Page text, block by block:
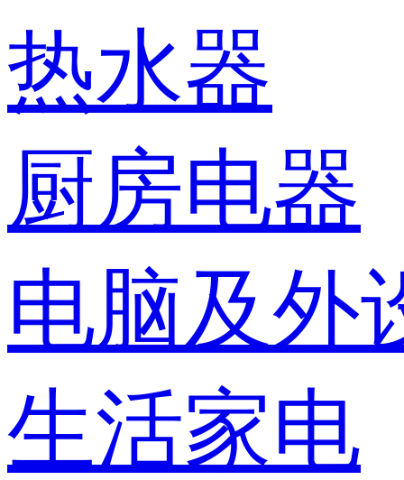
热水器
厨房电器
电脑及外
生活家电